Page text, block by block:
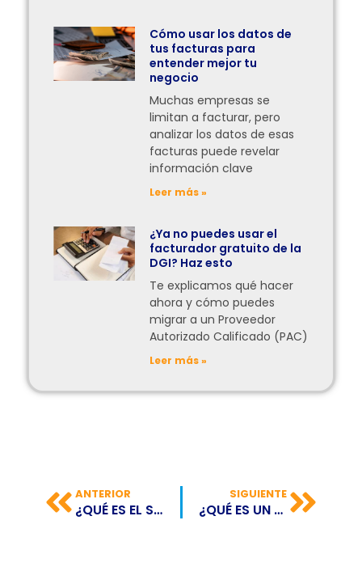
Cómo usar los datos de
tus facturas para
entender mejor tu
negocio
Muchas empresas se
limitan a facturar, pero
analizar los datos de esas
facturas puede revelar
información clave
Leer más »
¿Ya no puedes usar el
facturador gratuito de la
DGI? Haz esto
Te explicamos qué hacer
ahora y cómo puedes
migrar a un Proveedor
Autorizado Calificado (PAC)
Leer más »
ANTERIOR
¿QUÉ ES EL SIN EN BOLIVIA?
SIGUIENTE
¿QUÉ ES UN E-COMMERCE?